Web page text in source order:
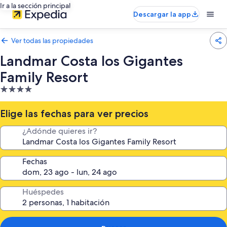
Ir a la sección principal
Descargar la app
Ver todas las propiedades
Landmar Costa los Gigantes
Family Resort
Propiedad
de
4.0
estrellas
Elige las fechas para ver precios
¿Adónde quieres ir?
Fechas
Huéspedes